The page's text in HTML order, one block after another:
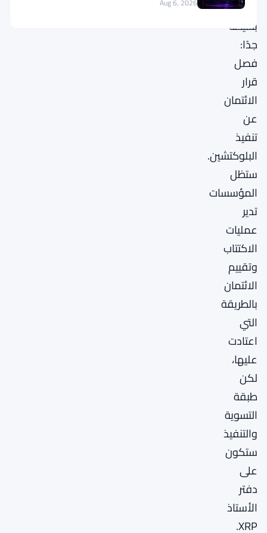
الأساسية
بسيطة
جدًا:
فصل
قرار
الائتمان
عن
تنفيذ
البلوكتشين.
ستظل
المؤسسات
تدير
عمليات
الاكتتاب
وتقييم
الائتمان
بالطريقة
التي
اعتادت
عليها،
لكن
طبقة
التسوية
والتنفيذ
ستكون
على
دفتر
الأستاذ
XRP.